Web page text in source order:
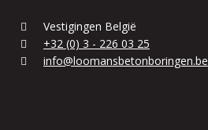
Vestigingen België
+32 (0) 3 - 226 03 25
info@loomansbetonboringen.be